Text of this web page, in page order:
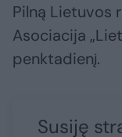
Pilną Lietuvos
Asociacija
penktadienį.
Susiję